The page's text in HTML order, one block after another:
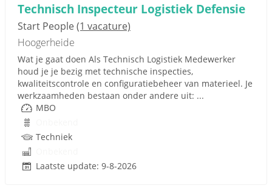
Technisch Inspecteur Logistiek Defensie
Start People(1 vacature)
Hoogerheide
Wat je gaat doen Als Technisch Logistiek Medewerker
houd je je bezig met technische inspecties,
kwaliteitscontrole en configuratiebeheer van materieel. Je
werkzaamheden bestaan onder andere uit: ...
MBO
Techniek
Laatste update: 9-8-2026